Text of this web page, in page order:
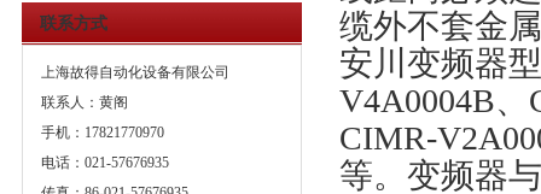
联系方式
上海故得自动化设备有限公司
联系人：黄阁
手机：17821770970
电话：021-57676935
缆外不套金
安川变频器
V4A0004B
CIMR-
等。变频器